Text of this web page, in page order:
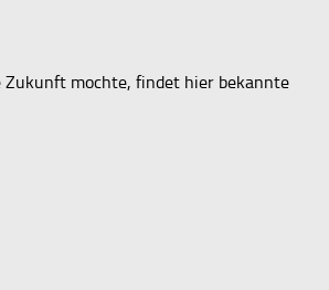
Zukunft mochte, findet hier bekannte